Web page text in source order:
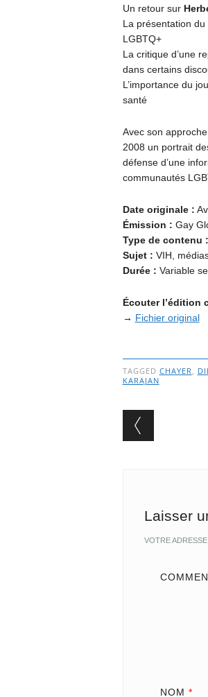
Un retour sur
La présentation du
LGBTQ+
La critique d’une
dans certains
L’importance du
santé
Avec son
2008 un portrait
défense d’une
communautés
Date originale :
Émission : Gay
Type de contenu :
Sujet : VIH,
Durée : Variable
Écouter l’édition
→ Fichier original
TAGGED CHAYER,
KARAJAN
Post
Laisser
VOTRE
NOM *